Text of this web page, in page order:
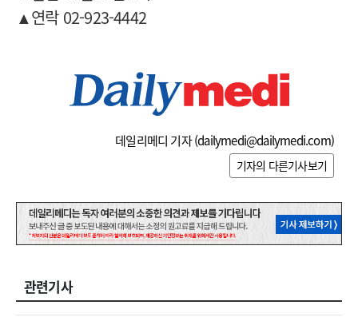
▲연락 02-923-4442
데일리메디 기자 (dailymedi@dailymedi.com)
기자의 다른기사보기
관련기사